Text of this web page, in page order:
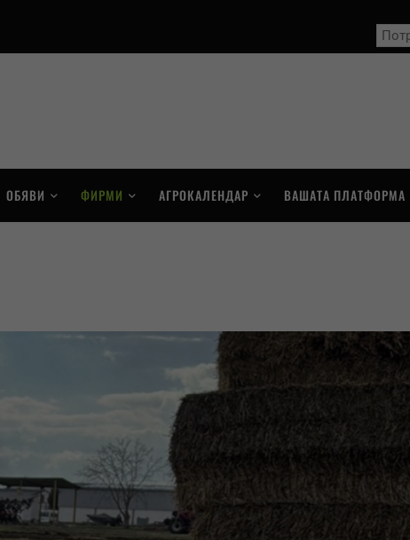
ОБЯВИ ФИРМИ АГРОКАЛЕНДАР ВАШАТА ПЛАТФОРМА